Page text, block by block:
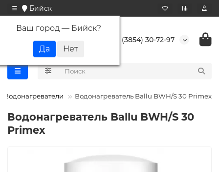
Бийск
Ваш город — Бийск?
+7 (3854) 30-72-97
Водонагреватели Водонагреватель Ballu BWH/S 30 Primex
Водонагреватель Ballu BWH/S 30
Primex